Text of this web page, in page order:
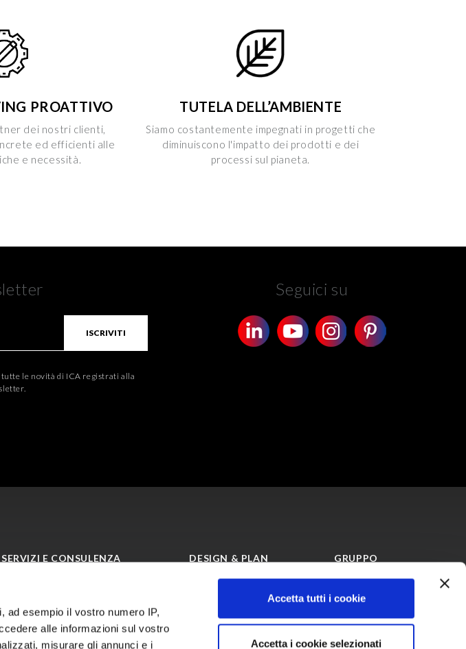
ad esempio il vostro numero IP,
alle informazioni sul vostro
misurare gli annunci e i
Accetta tutti i cookie
Accetta i cookie selezionati
PROATTIVO
dei nostri clienti,
ed efficienti alle
e necessità.
TUTELA DELL’AMBIENTE
Siamo costantemente impegnati in progetti che
diminuiscono l'impatto dei prodotti e dei
processi sul pianeta.
ISCRIVITI
le novità di ICA registrati alla
Seguici su
SERVIZI E CONSULENZA
Performance Lab
ICA Academy
DESIGN & PLAN
Mood board
GRUPPO
La storia
Certificazioni
Career